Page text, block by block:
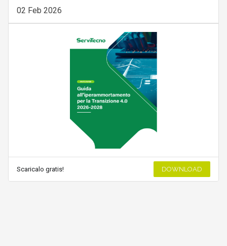
02 Feb 2026
Scaricalo gratis! DOWNLOAD